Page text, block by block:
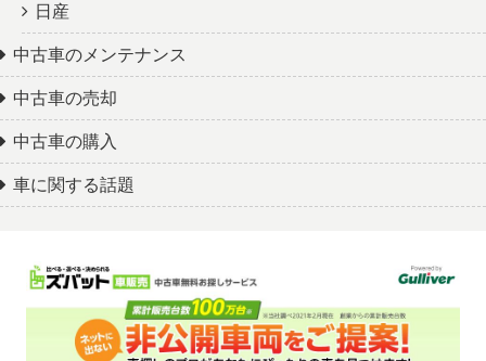
日産
中古車のメンテナンス
中古車の売却
中古車の購入
車に関する話題